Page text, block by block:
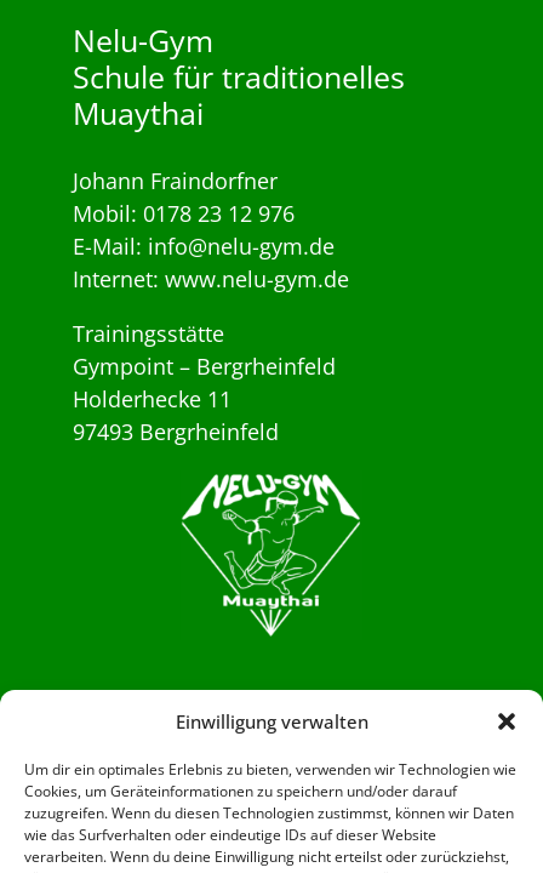
Einwilligung verwalten
Um dir ein optimales Erlebnis zu bieten, verwenden wir Technologien wie
Cookies, um Geräteinformationen zu speichern und/oder darauf
zuzugreifen. Wenn du diesen Technologien zustimmst, können wir Daten
wie das Surfverhalten oder eindeutige IDs auf dieser Website
verarbeiten. Wenn du deine Einwilligung nicht erteilst oder zurückziehst,
Nelu-Gym
Schule für traditionelles
Muaythai
Johann Fraindorfner
Mobil: 0178 23 12 976
E-Mail: info@nelu-gym.de
Internet: www.nelu-gym.de
Trainingsstätte
Gympoint – Bergrheinfeld
Holderhecke 11
97493 Bergrheinfeld
Aus Liebe zur Bewegung und
Aufmerksamkeit
Informationen
Datenschutzerklärung